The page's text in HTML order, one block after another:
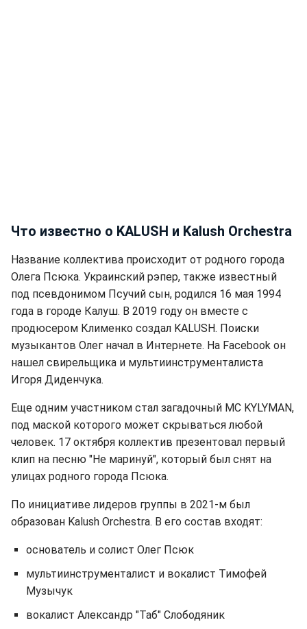
Что известно о KALUSH и Kalush Orchestra
Название коллектива происходит от родного города
Олега Псюка. Украинский рэпер, также известный
под псевдонимом Псучий сын, родился 16 мая 1994
года в городе Калуш. В 2019 году он вместе с
продюсером Клименко создал KALUSH. Поиски
музыкантов Олег начал в Интернете. На Facebook он
нашел свирельщика и мультиинструменталиста
Игоря Диденчука.
Еще одним участником стал загадочный MC KYLYMAN,
под маской которого может скрываться любой
человек. 17 октября коллектив презентовал первый
клип на песню "Не маринуй", который был снят на
улицах родного города Псюка.
По инициативе лидеров группы в 2021-м был
образован Kalush Orchestra. В его состав входят:
основатель и солист Олег Псюк
мультиинструменталист и вокалист Тимофей
Музычук
вокалист Александр "Таб" Слободяник